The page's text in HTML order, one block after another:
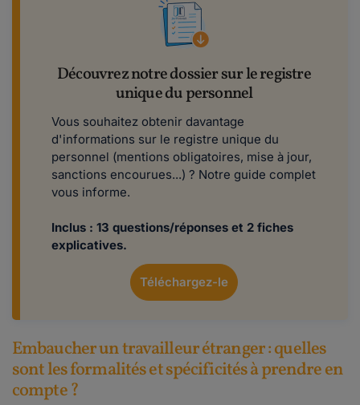
Découvrez notre dossier sur le registre
unique du personnel
Vous souhaitez obtenir davantage
d'informations sur le registre unique du
personnel (mentions obligatoires, mise à jour,
sanctions encourues...) ? Notre guide complet
vous informe.
Inclus : 13 questions/réponses et 2 fiches
explicatives.
Téléchargez-le
Embaucher un travailleur étranger : quelles
sont les formalités et spécificités à prendre en
compte ?